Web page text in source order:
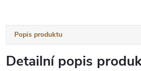
Popis produktu
Detailní popis